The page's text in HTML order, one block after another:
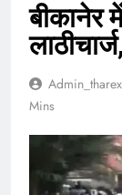
बीकानेर
Mins